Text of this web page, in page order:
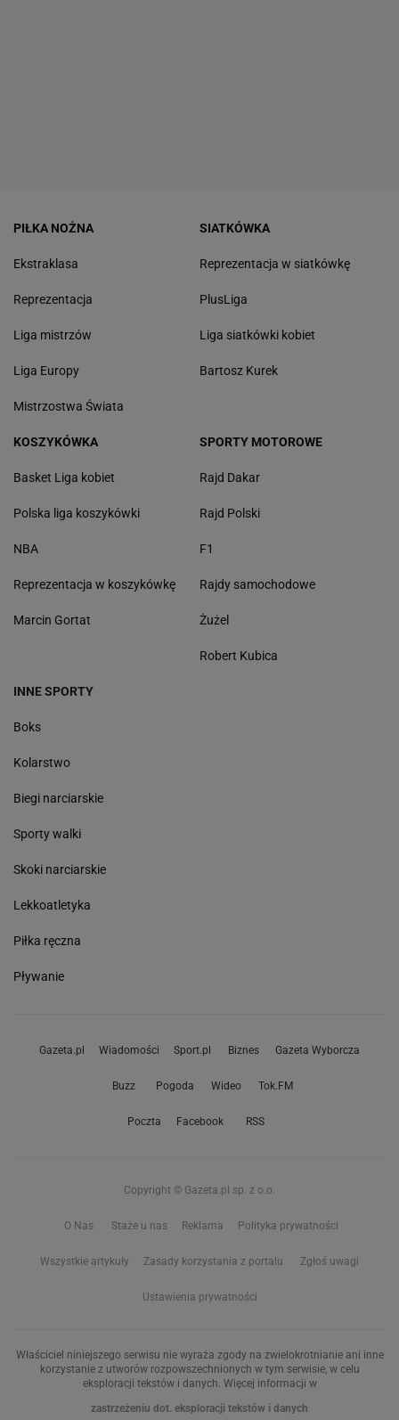
PIŁKA NOŻNA
Ekstraklasa
Reprezentacja
Liga mistrzów
Liga Europy
Mistrzostwa Świata
SIATKÓWKA
Reprezentacja w siatkówkę
PlusLiga
Liga siatkówki kobiet
Bartosz Kurek
KOSZYKÓWKA
Basket Liga kobiet
Polska liga koszykówki
NBA
Reprezentacja w koszykówkę
Marcin Gortat
SPORTY MOTOROWE
Rajd Dakar
Rajd Polski
F1
Rajdy samochodowe
Żużel
Robert Kubica
INNE SPORTY
Boks
Kolarstwo
Biegi narciarskie
Sporty walki
Skoki narciarskie
Lekkoatletyka
Piłka ręczna
Pływanie
Gazeta.pl Wiadomości Sport.pl Biznes Gazeta Wyborcza
Buzz Pogoda Wideo Tok.FM
Poczta Facebook RSS
Copyright © Gazeta.pl sp. z o.o.
O Nas Staże u nas Reklama Polityka prywatności
Wszystkie artykuły Zasady korzystania z portalu Zgłoś uwagi
Ustawienia prywatności
Właściciel niniejszego serwisu nie wyraża zgody na zwielokrotnianie ani inne
korzystanie z utworów rozpowszechnionych w tym serwisie, w celu
eksploracji tekstów i danych. Więcej informacji w
zastrzeżeniu dot. eksploracji tekstów i danych